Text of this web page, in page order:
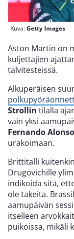
Kuva:Getty Images
Aston Martin on
kuljettajien
talvitesteissä.
Alkuperäisen
Strollin tilalla
vain yksi
Fernando Alonso
urakoimaan.
Brittitalli
Drugovichille
indikoida sitä,
ole takeita.
aamupäivän
itselleen
puikoissa, mikäli